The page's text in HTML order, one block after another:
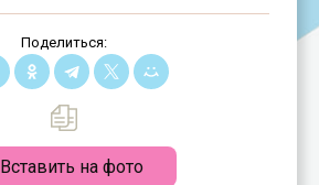
Поделиться:
Вставить на фото